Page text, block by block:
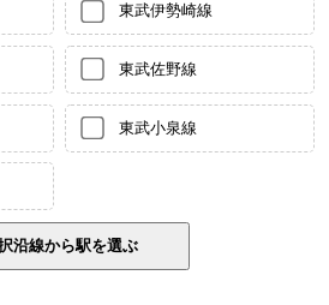
東武伊勢崎線
東武佐野線
東武小泉線